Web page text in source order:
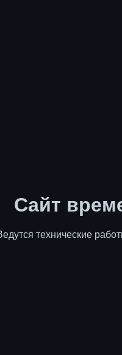
Сайт
технические